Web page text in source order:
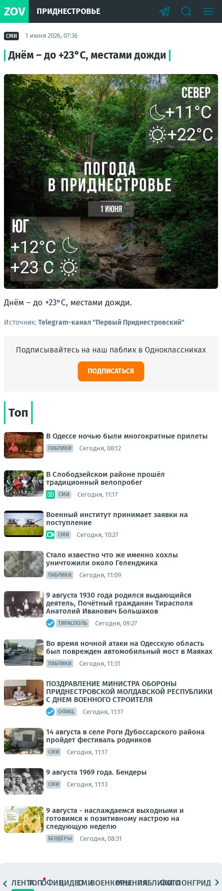
ZOV ПРИДНЕСТРОВЬЕ
СМИ 1 июня 2026, 07:36
Днём – до +23°С, местами дожди
Днём – до +23°С, местами дожди.
Источник: Telegram-канал "Первый Приднестровский"
Подписывайтесь на наш паблик в Одноклассниках
ПОДПИСАТЬСЯ
Топ
В Одессе ночью были многократные прилеты
ПАБЛИКИ Сегодня, 08:12
В Слободзейском районе прошёл
традиционный велопробег
СМИ Сегодня, 11:17
Военный институт принимает заявки на
поступление
СМИ Сегодня, 10:27
Стало известно что же именно хохлы
уничтожили около Геленджика
ПАБЛИКИ Сегодня, 11:09
9 августа 1930 года родился выдающийся
деятель, Почётный гражданин Тирасполя
Анатолий Иванович Большаков
ТИРАСПОЛЬ Сегодня, 09:27
Во время ночной атаки на Одесскую область
был поврежден автомобильный мост в Маяках
ПАБЛИКИ Сегодня, 11:31
ПОЗДРАВЛЕНИЕ МИНИСТРА ОБОРОНЫ
ПРИДНЕСТРОВСКОЙ МОЛДАВСКОЙ РЕСПУБЛИКИ
С ДНЕМ ВОЕННОГО СТРОИТЕЛЯ
ОФИЦ. Сегодня, 11:17
14 августа в селе Роги Дубоссарского района
пройдет фестиваль родников
СМИ Сегодня, 11:17
9 августа 1969 года. Бендеры
СМИ Сегодня, 11:13
9 августа - наслаждаемся выходными и
готовимся к позитивному настрою на
следующую неделю
БЕНДЕРЫ Сегодня, 08:31
ЛЕНТАТОПОФИЦ.ВИДЕОСМИВОЕНКОРЫМНЕНИЯПАБЛИКИ
ФОТОЛОНГРИДЫ